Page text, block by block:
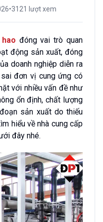
•3121 lượt xem
đóng vai trò quan
động sản xuất, đóng
doanh nghiệp diễn ra
đơn vị cung ứng có
với nhiều vấn đề như
ổn định, chất lượng
sản xuất do thiếu
hiểu về nhà cung cấp
đây nhé.